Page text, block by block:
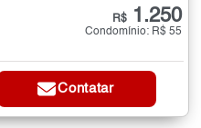
R$ 1.250
Condomínio: R$ 55
Contatar